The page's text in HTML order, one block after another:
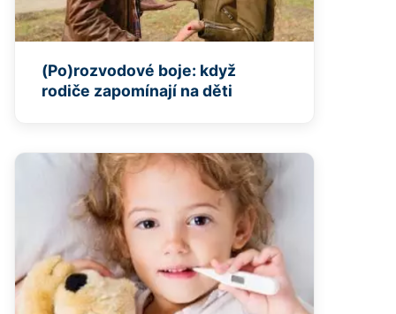
(Po)rozvodové boje: když
rodiče zapomínají na děti